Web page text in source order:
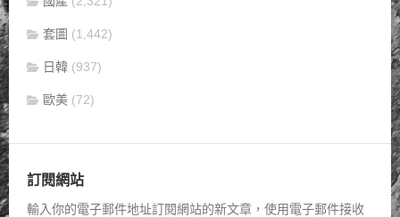
套圖 (1,442)
日韓 (937)
歐美 (72)
訂閱網站
輸入你的電子郵件地址訂閱網站的新文章，使用電子郵件接收